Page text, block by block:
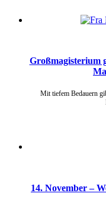
Großmagisterium
Mit tiefem Bedauern
14. November –